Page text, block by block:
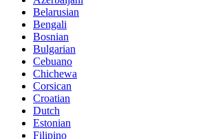
Belarusian
Bengali
Bosnian
Bulgarian
Cebuano
Chichewa
Corsican
Croatian
Dutch
Estonian
Filipino